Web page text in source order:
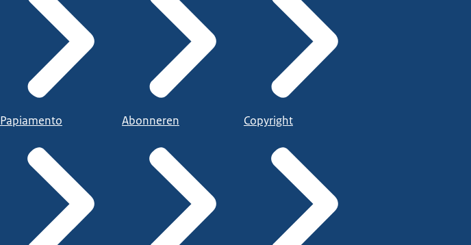
Papiamento Abonneren Copyright